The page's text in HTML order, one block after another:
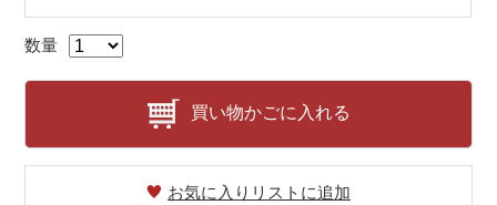
数量
買い物かごに入れる
お気に入りリストに追加